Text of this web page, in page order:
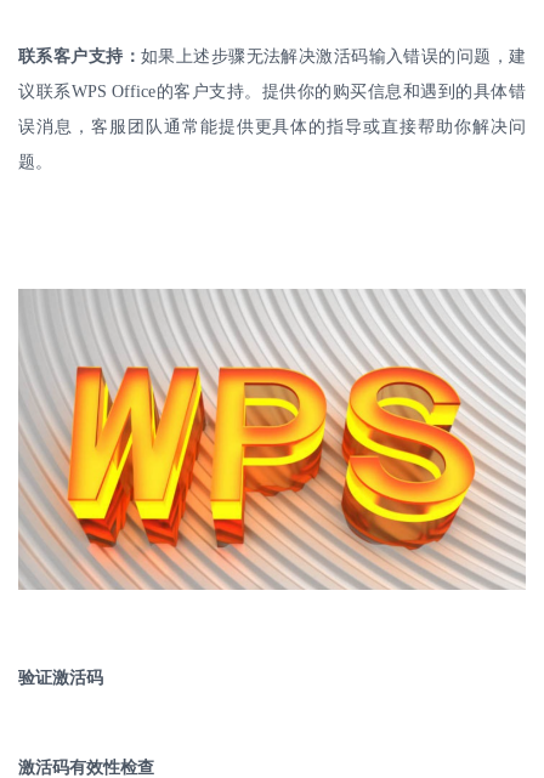
联系客户支持： 如果上述步骤无法解决激活码输入错误的问题，建
议联系WPS Office的客户支持。提供你的购买信息和遇到的具体错
误消息，客服团队通常能提供更具体的指导或直接帮助你解决问
题。
验证激活码
激活码有效性检查